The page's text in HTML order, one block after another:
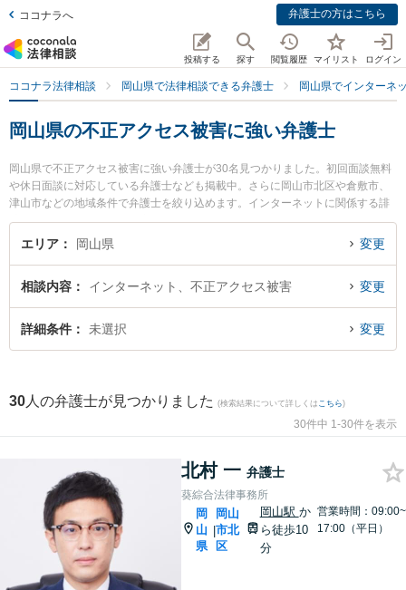
ココナラへ 弁護士の方はこちら
投稿する 探す 閲覧履歴 マイリスト ログイン
ココナラ法律相談 岡山県で法律相談できる弁護士 岡山県でインターネ
岡山県の不正アクセス被害に強い弁護士
岡山県で不正アクセス被害に強い弁護士が30名見つかりました。初回面談無料
や休日面談に対応している弁護士なども掲載中。さらに岡山市北区や倉敷市、
津山市などの地域条件で弁護士を絞り込めます。インターネットに関係する誹
謗中傷や名誉毀損、個人特定等の細かな分野での絞り込み検索もでき便利で
す。特に葵綜合法律事務所の北村 一弁護士やすずかけ法律事務所の山口 秀哉弁
被害のトラブルを今すぐに弁護士に相談したい』『不正アクセス被害のトラブ
ル解決の実績豊富な近くの弁護士を検索したい』『初回相談無料で不正アクセ
ス被害を法律相談できる岡山県内の弁護士に相談予約したい』などでお困りの
エリア 岡山県 変更
相談内容 インターネット、不正アクセス被害 変更
詳細条件 未選択 変更
30 人の弁護士が見つかりました (検索結果について詳しくは こちら)
30件中 1-30件を表示
北村 一 弁護士
葵綜合法律事務所
岡
山
県
|
岡山
市北
区
岡山駅 か
ら徒歩10
分
営業時間：09:00~
17:00（平日）